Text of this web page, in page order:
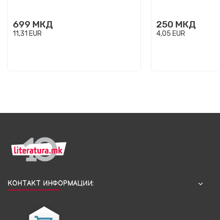
699 МКД
11,31 EUR
250 МКД
4,05 EUR
КОНТАКТ ИНФОРМАЦИИ: